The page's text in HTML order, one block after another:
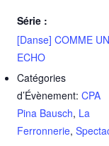
Série :
[Danse] COMME UN
ECHO
Catégories
d’Évènement: CPA
Pina Bausch, La
Ferronnerie,